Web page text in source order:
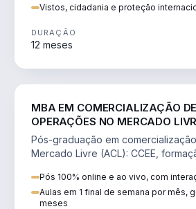
Vistos, cidadania e proteção
DURAÇÃO
12 meses
MBA EM COMERCIALIZAÇÃO
OPERAÇÕES NO MERCADO
Pós-graduação em
Mercado Livre (ACL): CCEE,
Pós 100% online e ao vivo, com
Aulas em 1 final de semana por mês,
meses